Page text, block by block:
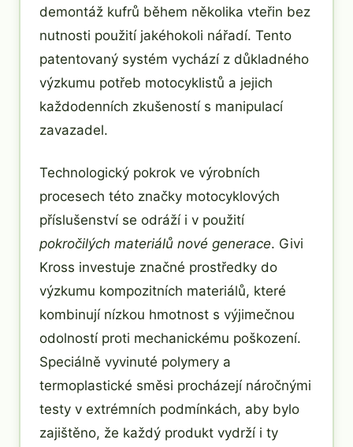
demontáž kufrů během několika vteřin bez
nutnosti použití jakéhokoli nářadí. Tento
patentovaný systém vychází z důkladného
výzkumu potřeb motocyklistů a jejich
každodenních zkušeností s manipulací
zavazadel.
Technologický pokrok ve výrobních
procesech této značky motocyklových
příslušenství se odráží i v použití
pokročilých materiálů nové generace. Givi
Kross investuje značné prostředky do
výzkumu kompozitních materiálů, které
kombinují nízkou hmotnost s výjimečnou
odolností proti mechanickému poškození.
Speciálně vyvinuté polymery a
termoplastické směsi procházejí náročnými
testy v extrémních podmínkách, aby bylo
zajištěno, že každý produkt vydrží i ty